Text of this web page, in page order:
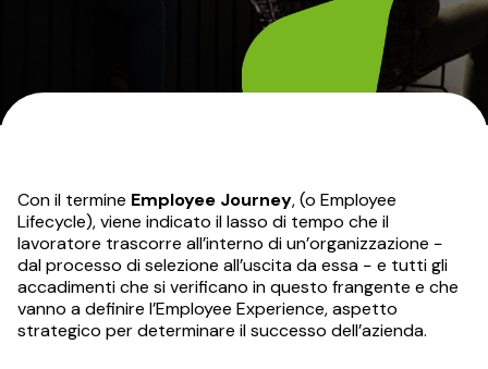
Con il termine Employee Journey, (o Employee
Lifecycle), viene indicato il lasso di tempo che il
lavoratore trascorre all’interno di un’organizzazione −
dal processo di selezione all’uscita da essa − e tutti gli
accadimenti che si verificano in questo frangente e che
vanno a definire l’Employee Experience, aspetto
strategico per determinare il successo dell’azienda.